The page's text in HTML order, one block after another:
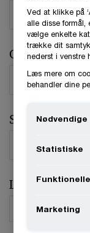
Organisation
Stilling
Land *
Ved at klikke på
alle disse
vælge enkelte
trække dit
nederst i venstre
Læs mere om
behandler dine
Nødvendige
Statistiske
Funktionelle
Marketing